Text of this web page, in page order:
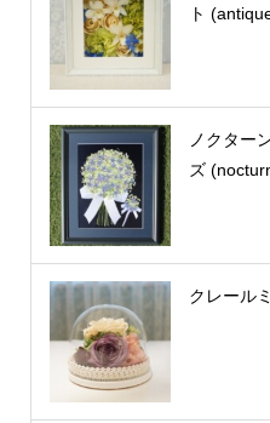
ト
ノクター
ズ
クレール